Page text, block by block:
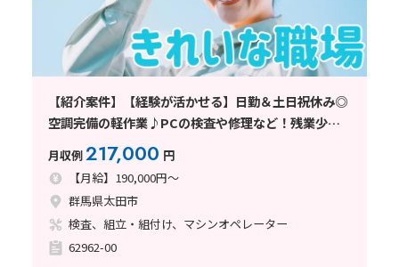
【紹介案件】【経験が活かせる】日勤＆土日祝休み◎
空調完備の軽作業♪PCの検査や修理など！残業少な
月収例217,000 円
【月給】190,000円～
群馬県太田市
検査、組立・組付け、マシンオペレーター
62962-00